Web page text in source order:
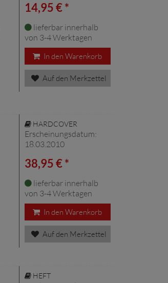
14,95 € *
lieferbar innerhalb
von 3-4 Werktagen
In den Warenkorb
Auf den Merkzettel
HARDCOVER
Erscheinungsdatum:
18.03.2010
38,95 € *
lieferbar innerhalb
von 3-4 Werktagen
In den Warenkorb
Auf den Merkzettel
HEFT